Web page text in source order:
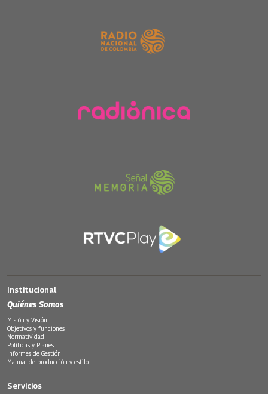
Institucional
Quiénes Somos
Misión y Visión
Objetivos y funciones
Normatividad
Políticas y Planes
Informes de Gestión
Manual de producción y estilo
Servicios